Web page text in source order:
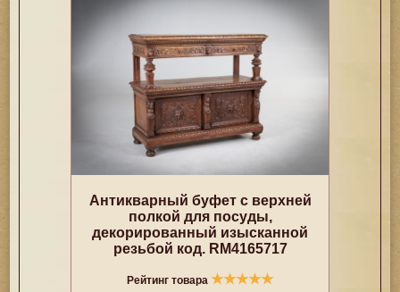
Антикварный буфет с верхней
полкой для посуды,
декорированный изысканной
резьбой код. RM4165717
Рейтинг товара ★★★★★